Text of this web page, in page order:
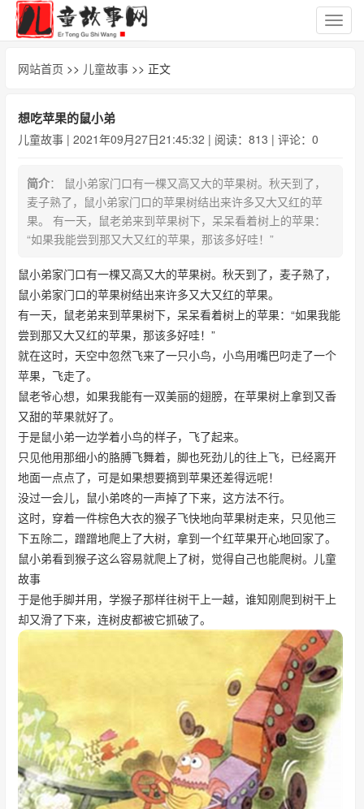
切
换
网站首页 >> 儿童故事 >> 正文
想吃苹果的鼠小弟
儿童故事 | 2021年09月27日21:45:32 | 阅读：813 | 评论：0
简介： 鼠小弟家门口有一棵又高又大的苹果树。秋天到了，
麦子熟了，鼠小弟家门口的苹果树结出来许多又大又红的苹
果。 有一天，鼠老弟来到苹果树下，呆呆看着树上的苹果：
“如果我能尝到那又大又红的苹果，那该多好哇！”
鼠小弟家门口有一棵又高又大的苹果树。秋天到了，麦子熟了，
鼠小弟家门口的苹果树结出来许多又大又红的苹果。
有一天，鼠老弟来到苹果树下，呆呆看着树上的苹果：“如果我能
尝到那又大又红的苹果，那该多好哇！”
就在这时，天空中忽然飞来了一只小鸟，小鸟用嘴巴叼走了一个
苹果，飞走了。
鼠老爷心想，如果我能有一双美丽的翅膀，在苹果树上拿到又香
又甜的苹果就好了。
于是鼠小弟一边学着小鸟的样子，飞了起来。
只见他用那细小的胳膊飞舞着，脚也死劲儿的往上飞，已经离开
地面一点点了，可是如果想要摘到苹果还差得远呢！
没过一会儿，鼠小弟咚的一声掉了下来，这方法不行。
这时，穿着一件棕色大衣的猴子飞快地向苹果树走来，只见他三
下五除二，蹭蹭地爬上了大树，拿到一个红苹果开心地回家了。
鼠小弟看到猴子这么容易就爬上了树，觉得自己也能爬树。儿童
故事
于是他手脚并用，学猴子那样往树干上一越，谁知刚爬到树干上
却又滑了下来，连树皮都被它抓破了。